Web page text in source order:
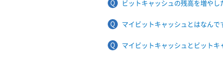
ビットキャッシュの残高を増やし
マイビットキャッシュとはなんで
マイビットキャッシュとビットキ